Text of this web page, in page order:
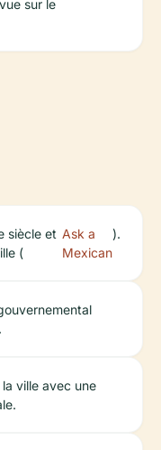
sur le
siècle et
(
Ask a
Mexican
).
ville avec une